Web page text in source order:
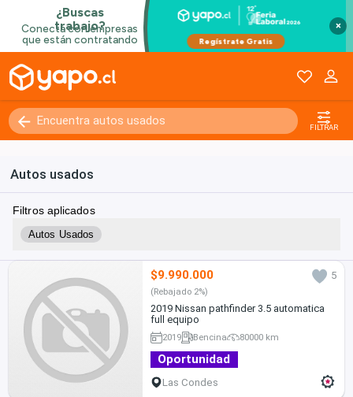
×
FILTRAR
Autos usados
Filtros aplicados
Autos Usados
$9.990.000 5
(Rebajado 2%)
2019 Nissan pathfinder 3.5 automatica
full equipo
2019 Bencina 80000 km
Oportunidad
Las Condes